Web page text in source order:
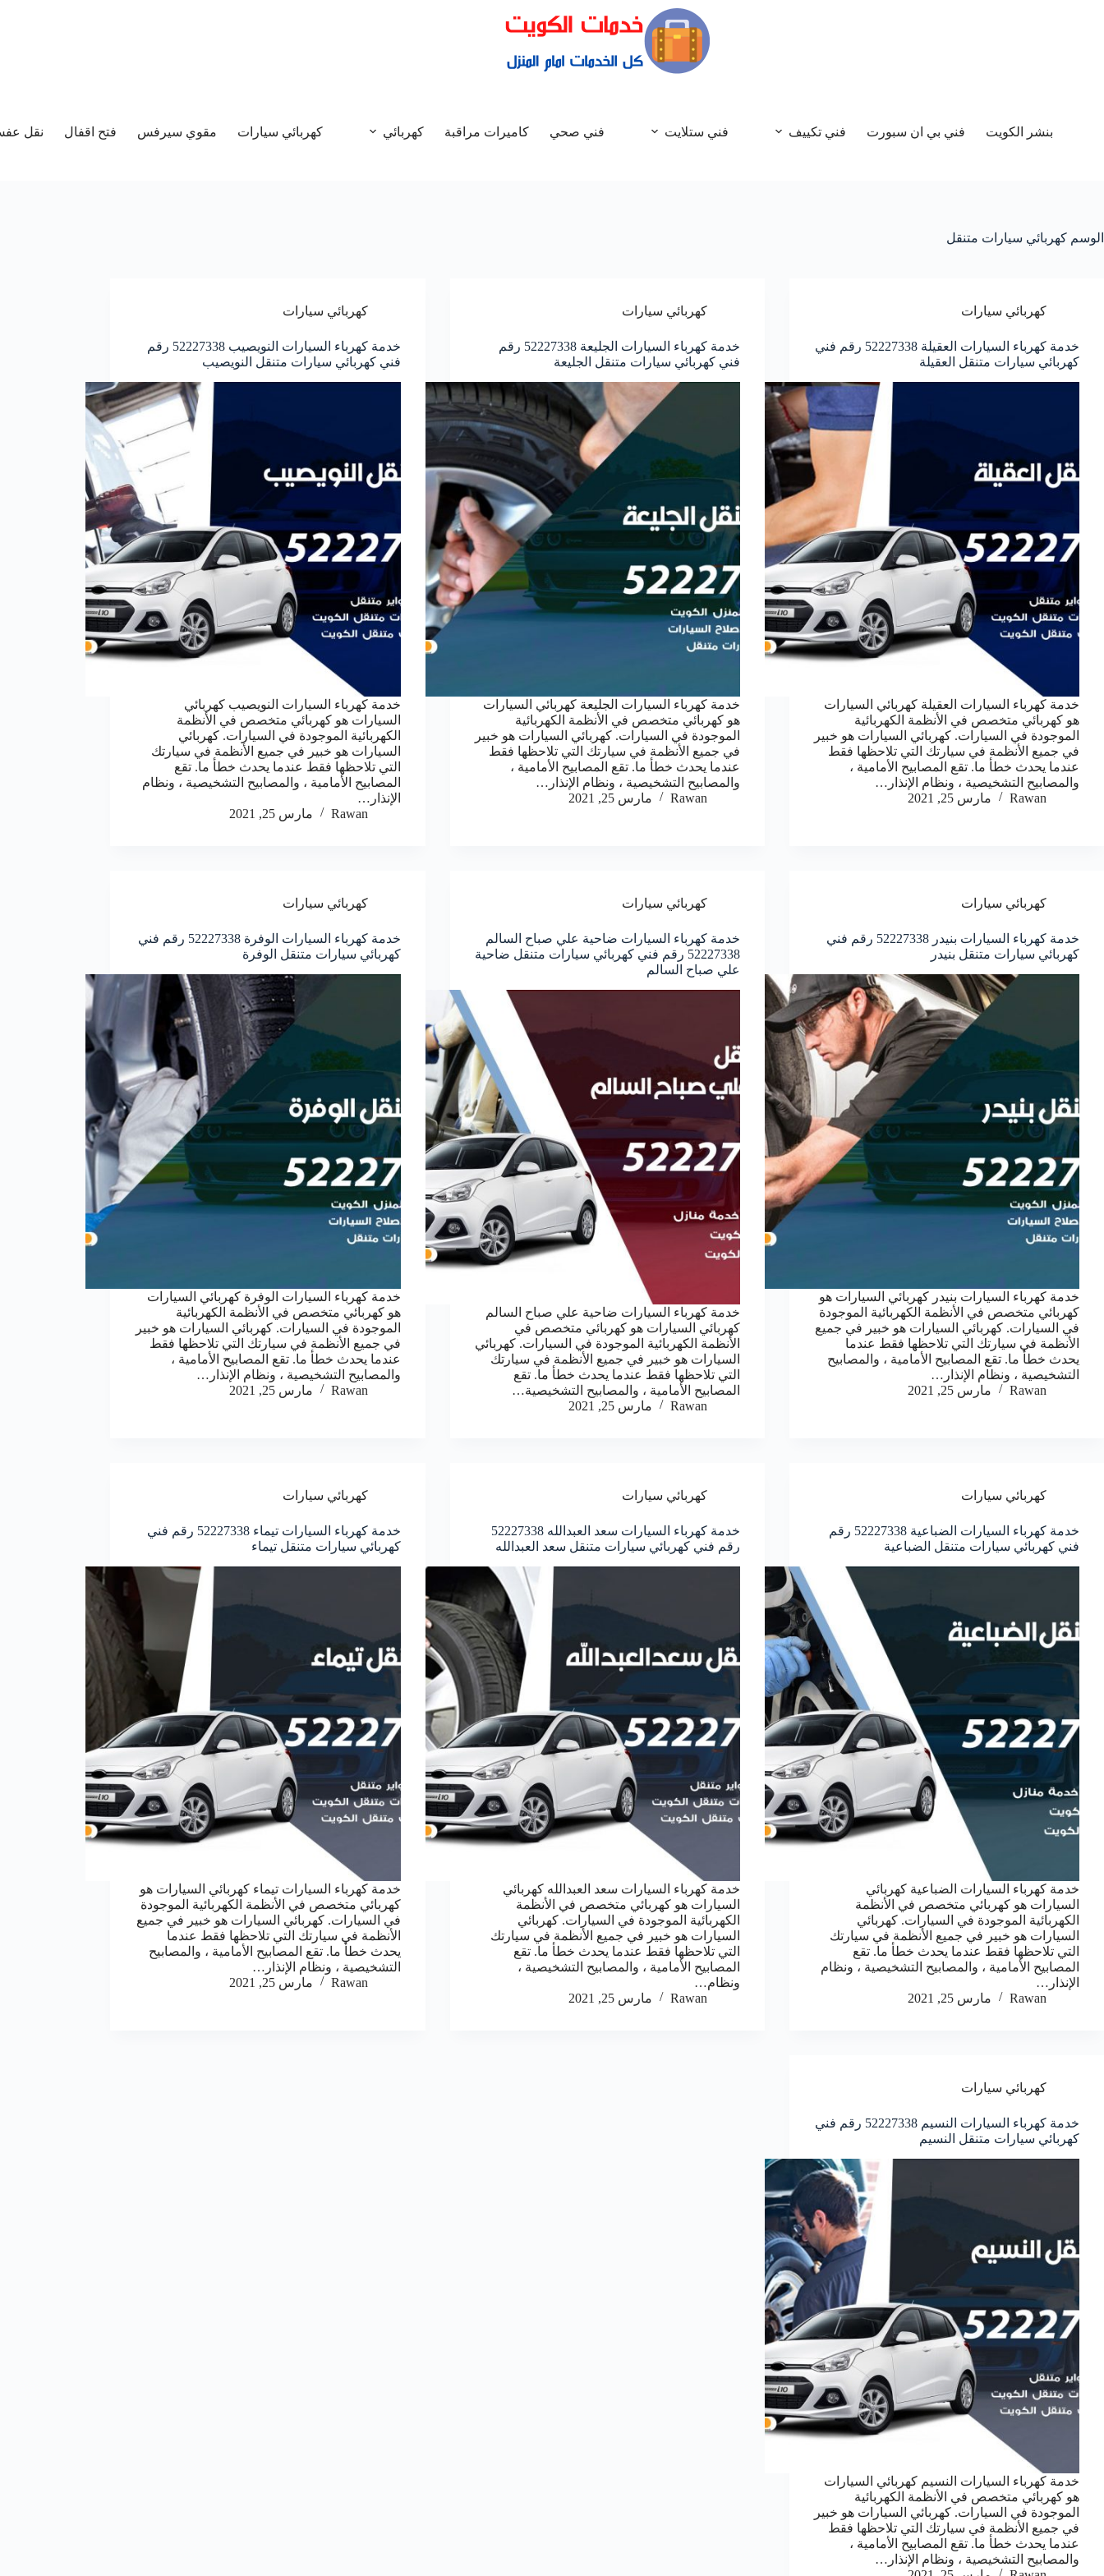
بنشر الكويت فني بي ان سبورت فني تكييف فني ستلايت فني صحي كاميرات مراقبة كهربائي كهربائي سيارات مقوي سيرفس فتح اقفال نقل
الوسم كهربائي سيارات متنقل
كهربائي سيارات
خدمة كهرباء السيارات العقيلة 52227338 رقم فني
كهربائي سيارات متنقل العقيلة
خدمة كهرباء السيارات العقيلة كهربائي السيارات
هو كهربائي متخصص في الأنظمة الكهربائية
الموجودة في السيارات. كهربائي السيارات هو خبير
في جميع الأنظمة في سيارتك التي تلاحظها فقط
عندما يحدث خطأ ما. تقع المصابيح الأمامية ،
والمصابيح التشخيصية ، ونظام الإنذار…
Rawan
مارس 25, 2021
كهربائي سيارات
خدمة كهرباء السيارات الجليعة 52227338 رقم
فني كهربائي سيارات متنقل الجليعة
خدمة كهرباء السيارات الجليعة كهربائي السيارات
هو كهربائي متخصص في الأنظمة الكهربائية
الموجودة في السيارات. كهربائي السيارات هو خبير
في جميع الأنظمة في سيارتك التي تلاحظها فقط
عندما يحدث خطأ ما. تقع المصابيح الأمامية ،
والمصابيح التشخيصية ، ونظام الإنذار…
Rawan
مارس 25, 2021
كهربائي سيارات
خدمة كهرباء السيارات النويصيب 52227338 رقم
فني كهربائي سيارات متنقل النويصيب
خدمة كهرباء السيارات النويصيب كهربائي
السيارات هو كهربائي متخصص في الأنظمة
الكهربائية الموجودة في السيارات. كهربائي
السيارات هو خبير في جميع الأنظمة في سيارتك
التي تلاحظها فقط عندما يحدث خطأ ما. تقع
المصابيح الأمامية ، والمصابيح التشخيصية ، ونظام
الإنذار…
Rawan
مارس 25, 2021
كهربائي سيارات
خدمة كهرباء السيارات بنيدر 52227338 رقم فني
كهربائي سيارات متنقل بنيدر
خدمة كهرباء السيارات بنيدر كهربائي السيارات هو
كهربائي متخصص في الأنظمة الكهربائية الموجودة
في السيارات. كهربائي السيارات هو خبير في جميع
الأنظمة في سيارتك التي تلاحظها فقط عندما
يحدث خطأ ما. تقع المصابيح الأمامية ، والمصابيح
التشخيصية ، ونظام الإنذار…
Rawan
مارس 25, 2021
كهربائي سيارات
خدمة كهرباء السيارات ضاحية علي صباح السالم
52227338 رقم فني كهربائي سيارات متنقل ضاحية
علي صباح السالم
خدمة كهرباء السيارات ضاحية علي صباح السالم
كهربائي السيارات هو كهربائي متخصص في
الأنظمة الكهربائية الموجودة في السيارات. كهربائي
السيارات هو خبير في جميع الأنظمة في سيارتك
التي تلاحظها فقط عندما يحدث خطأ ما. تقع
المصابيح الأمامية ، والمصابيح التشخيصية…
Rawan
مارس 25, 2021
كهربائي سيارات
خدمة كهرباء السيارات الوفرة 52227338 رقم فني
كهربائي سيارات متنقل الوفرة
خدمة كهرباء السيارات الوفرة كهربائي السيارات
هو كهربائي متخصص في الأنظمة الكهربائية
الموجودة في السيارات. كهربائي السيارات هو خبير
في جميع الأنظمة في سيارتك التي تلاحظها فقط
عندما يحدث خطأ ما. تقع المصابيح الأمامية ،
والمصابيح التشخيصية ، ونظام الإنذار…
Rawan
مارس 25, 2021
كهربائي سيارات
خدمة كهرباء السيارات الضباعية 52227338 رقم
فني كهربائي سيارات متنقل الضباعية
خدمة كهرباء السيارات الضباعية كهربائي
السيارات هو كهربائي متخصص في الأنظمة
الكهربائية الموجودة في السيارات. كهربائي
السيارات هو خبير في جميع الأنظمة في سيارتك
التي تلاحظها فقط عندما يحدث خطأ ما. تقع
المصابيح الأمامية ، والمصابيح التشخيصية ، ونظام
الإنذار…
Rawan
مارس 25, 2021
كهربائي سيارات
خدمة كهرباء السيارات سعد العبدالله 52227338
رقم فني كهربائي سيارات متنقل سعد العبدالله
خدمة كهرباء السيارات سعد العبدالله كهربائي
السيارات هو كهربائي متخصص في الأنظمة
الكهربائية الموجودة في السيارات. كهربائي
السيارات هو خبير في جميع الأنظمة في سيارتك
التي تلاحظها فقط عندما يحدث خطأ ما. تقع
المصابيح الأمامية ، والمصابيح التشخيصية ،
ونظام…
Rawan
مارس 25, 2021
كهربائي سيارات
خدمة كهرباء السيارات تيماء 52227338 رقم فني
كهربائي سيارات متنقل تيماء
خدمة كهرباء السيارات تيماء كهربائي السيارات هو
كهربائي متخصص في الأنظمة الكهربائية الموجودة
في السيارات. كهربائي السيارات هو خبير في جميع
الأنظمة في سيارتك التي تلاحظها فقط عندما
يحدث خطأ ما. تقع المصابيح الأمامية ، والمصابيح
التشخيصية ، ونظام الإنذار…
Rawan
مارس 25, 2021
كهربائي سيارات
خدمة كهرباء السيارات النسيم 52227338 رقم فني
كهربائي سيارات متنقل النسيم
خدمة كهرباء السيارات النسيم كهربائي السيارات
هو كهربائي متخصص في الأنظمة الكهربائية
الموجودة في السيارات. كهربائي السيارات هو خبير
في جميع الأنظمة في سيارتك التي تلاحظها فقط
عندما يحدث خطأ ما. تقع المصابيح الأمامية ،
والمصابيح التشخيصية ، ونظام الإنذار…